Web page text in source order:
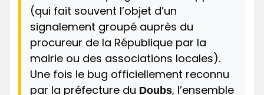
(qui fait souvent l’objet d’un
signalement groupé auprès du
procureur de la République par la
mairie ou des associations locales).
Une fois le bug officiellement reconnu
par la préfecture du Doubs, l’ensemble